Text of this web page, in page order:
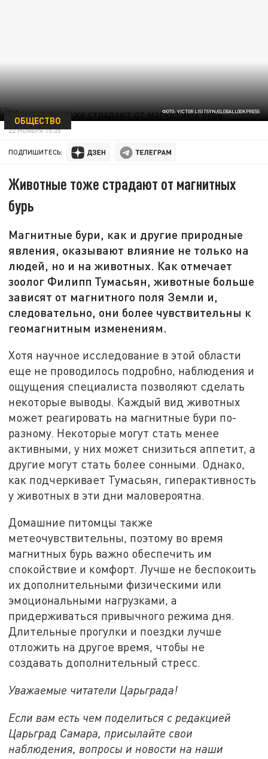
ФОТО: VICTOR LISITSYN/GLOBALLOOKPRESS
ОБЩЕСТВО
22 НОЯБРЯ 15:35
ПОДПИШИТЕСЬ:
Животные тоже страдают от магнитных
бурь
Магнитные бури, как и другие природные
явления, оказывают влияние не только на
людей, но и на животных. Как отмечает
зоолог Филипп Тумасьян, животные больше
зависят от магнитного поля Земли и,
следовательно, они более чувствительны к
геомагнитным изменениям.
Хотя научное исследование в этой области
еще не проводилось подробно, наблюдения и
ощущения специалиста позволяют сделать
некоторые выводы. Каждый вид животных
может реагировать на магнитные бури по-
разному. Некоторые могут стать менее
активными, у них может снизиться аппетит, а
другие могут стать более сонными. Однако,
как подчеркивает Тумасьян, гиперактивность
у животных в эти дни маловероятна.
Домашние питомцы также
метеочувствительны, поэтому во время
магнитных бурь важно обеспечить им
спокойствие и комфорт. Лучше не беспокоить
их дополнительными физическими или
эмоциональными нагрузками, а
придерживаться привычного режима дня.
Длительные прогулки и поездки лучше
отложить на другое время, чтобы не
создавать дополнительный стресс.
Уважаемые читатели Царьграда!
Если вам есть чем поделиться с редакцией
Царьград Самара, присылайте свои
наблюдения, вопросы и новости на наши